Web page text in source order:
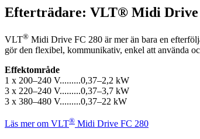
Efterträdare: VLT® Midi Drive
VLT® Midi Drive FC 280 är mer än bara en
gör den flexibel, kommunikativ, enkel att använda
Effektområde
1 x 200–240 V.........0,37–2,2 kW
3 x 220–240 V.........0,37–3,7 kW
3 x 380–480 V.........0,37–22 kW
Läs mer om VLT® Midi Drive FC 280